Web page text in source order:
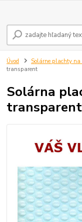
Úvod Solárne plachty na
transparent
Solárna
transparent